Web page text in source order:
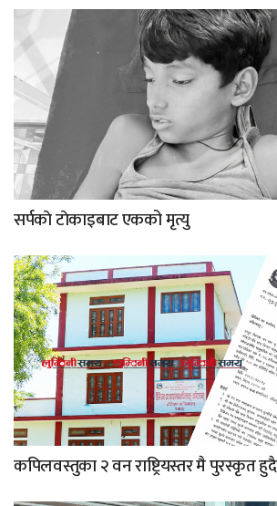
सर्पकाे टाेकाइबाट एकको मृत्यु
कपिलवस्तुका २ वन राष्ट्रियस्तर मै पुरस्कृत हुदै